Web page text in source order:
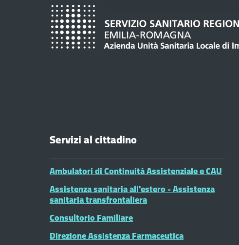
Servizi al cittadino
Ambulatori di Continuità Assistenziale e CAU
Assistenza sanitaria all'estero - Assistenza
sanitaria transfrontaliera
Consultorio Familiare
Direzione Assistenza Farmaceutica